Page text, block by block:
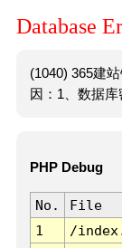
Database
(1040) 365建
因：1、数据库
PHP Debug
No. File
1
/